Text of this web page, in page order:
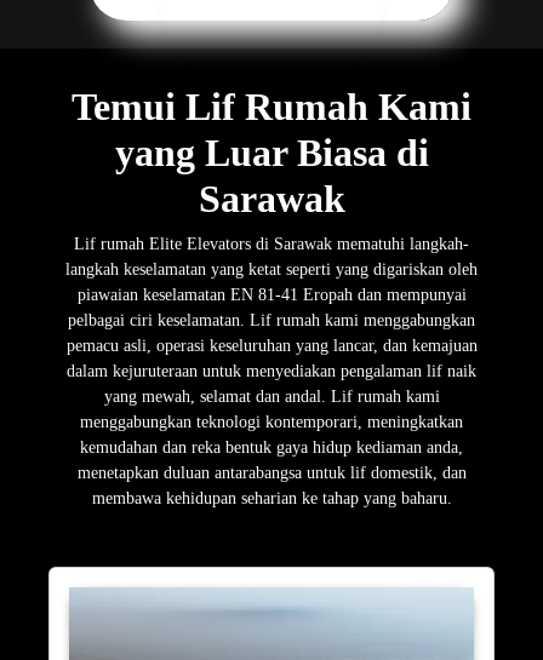
Temui Lif Rumah Kami
yang Luar Biasa di
Sarawak
Lif rumah Elite Elevators di Sarawak mematuhi langkah-
langkah keselamatan yang ketat seperti yang digariskan oleh
piawaian keselamatan EN 81-41 Eropah dan mempunyai
pelbagai ciri keselamatan. Lif rumah kami menggabungkan
pemacu asli, operasi keseluruhan yang lancar, dan kemajuan
dalam kejuruteraan untuk menyediakan pengalaman lif naik
yang mewah, selamat dan andal. Lif rumah kami
menggabungkan teknologi kontemporari, meningkatkan
kemudahan dan reka bentuk gaya hidup kediaman anda,
menetapkan duluan antarabangsa untuk lif domestik, dan
membawa kehidupan seharian ke tahap yang baharu.